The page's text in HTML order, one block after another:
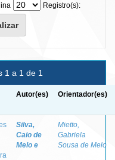
Registro(s):
1 a 1 de 1
Autor(es) Orientador(es)
Silva,
Caio de
Melo e
Mietto,
Gabriela
Sousa de Melo